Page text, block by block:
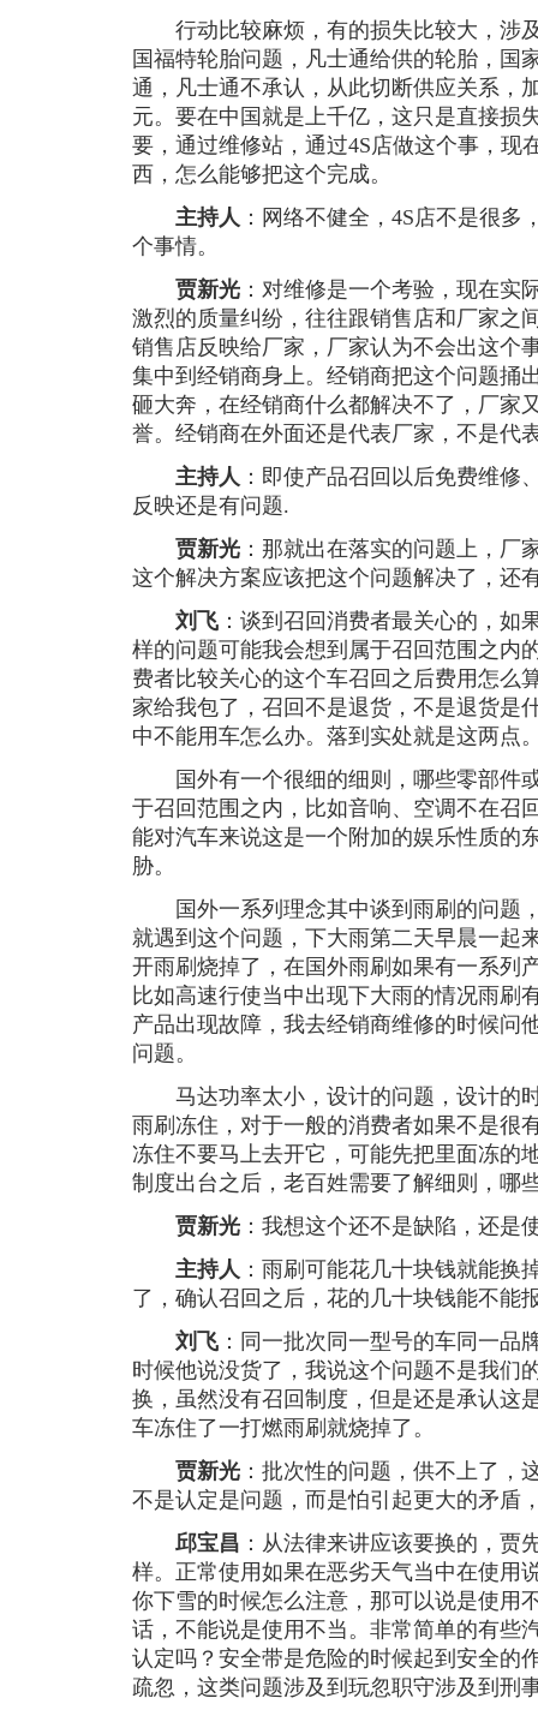
行动比较麻烦，有的损失比较大，涉
国福特轮胎问题，凡士通给供的轮胎，国
通，凡士通不承认，从此切断供应关系，
元。要在中国就是上千亿，这只是直接损
要，通过维修站，通过4S店做这个事，现
西，怎么能够把这个完成。
主持人 ：网络不健全，4S店不是很
个事情。
贾新光 ：对维修是一个考验，现在实
激烈的质量纠纷，往往跟销售店和厂家之
销售店反映给厂家，厂家认为不会出这个
集中到经销商身上。经销商把这个问题捅
砸大奔，在经销商什么都解决不了，厂家
誉。经销商在外面还是代表厂家，不是代
主持人 ：即使产品召回以后免费维修
反映还是有问题.
贾新光 ：那就出在落实的问题上，厂
这个解决方案应该把这个问题解决了，还
刘飞 ：谈到召回消费者最关心的，如
样的问题可能我会想到属于召回范围之内
费者比较关心的这个车召回之后费用怎么
家给我包了，召回不是退货，不是退货是
中不能用车怎么办。落到实处就是这两点
国外有一个很细的细则，哪些零部件
于召回范围之内，比如音响、空调不在召
能对汽车来说这是一个附加的娱乐性质的
胁。
国外一系列理念其中谈到雨刷的问题
就遇到这个问题，下大雨第二天早晨一起
开雨刷烧掉了，在国外雨刷如果有一系列
比如高速行使当中出现下大雨的情况雨刷
产品出现故障，我去经销商维修的时候问
问题。
马达功率太小，设计的问题，设计的
雨刷冻住，对于一般的消费者如果不是很
冻住不要马上去开它，可能先把里面冻的
制度出台之后，老百姓需要了解细则，哪
贾新光 ：我想这个还不是缺陷，还是
主持人 ：雨刷可能花几十块钱就能换
了，确认召回之后，花的几十块钱能不能
刘飞 ：同一批次同一型号的车同一品
时候他说没货了，我说这个问题不是我们
换，虽然没有召回制度，但是还是承认这
车冻住了一打燃雨刷就烧掉了。
贾新光 ：批次性的问题，供不上了，
不是认定是问题，而是怕引起更大的矛盾
邱宝昌 ：从法律来讲应该要换的，贾
样。正常使用如果在恶劣天气当中在使用
你下雪的时候怎么注意，那可以说是使用
话，不能说是使用不当。非常简单的有些
认定吗？安全带是危险的时候起到安全的
疏忽，这类问题涉及到玩忽职守涉及到刑